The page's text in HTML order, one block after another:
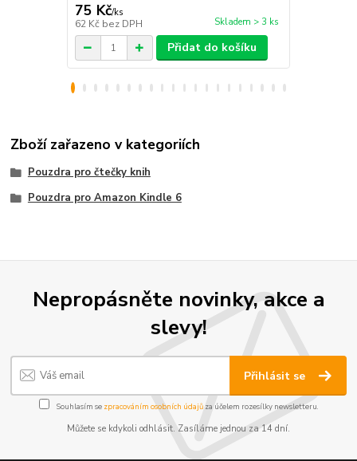
75 Kč/ks
62 Kč bez DPH Skladem > 3 ks
Přidat do košíku
Zboží zařazeno v kategoriích
Pouzdra pro čtečky knih
Pouzdra pro Amazon Kindle 6
Nepropásněte novinky, akce a
slevy!
Přihlásit se
Souhlasím se zpracováním osobních údajůza účelem rozesílky newsletteru.
Můžete se kdykoli odhlásit. Zasíláme jednou za 14 dní.